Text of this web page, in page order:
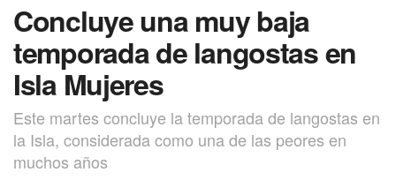
Concluye una muy baja
temporada de langostas en
Isla Mujeres
Este martes concluye la temporada de langostas en
la Isla, considerada como una de las peores en
muchos años